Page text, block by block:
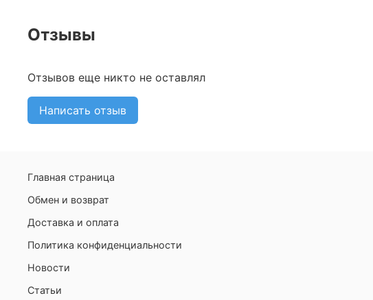
Отзывы
Отзывов еще никто не оставлял
Написать отзыв
Главная страница
Обмен и возврат
Доставка и оплата
Политика конфиденциальности
Новости
Статьи